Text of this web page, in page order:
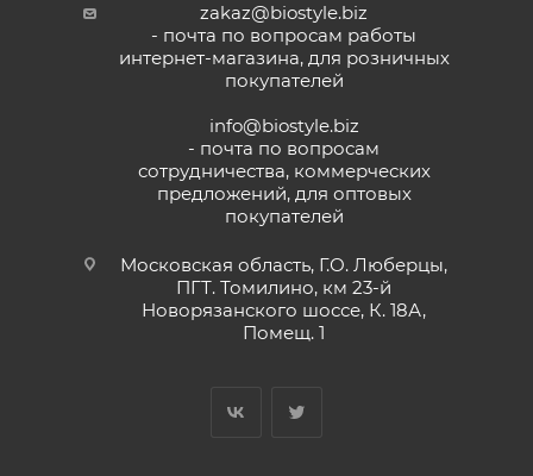
zakaz@biostyle.biz
- почта по вопросам работы
интернет-магазина, для розничных
покупателей
info@biostyle.biz
- почта по вопросам
сотрудничества, коммерческих
предложений, для оптовых
покупателей
Московская область, Г.О. Люберцы,
ПГТ. Томилино, км 23-й
Новорязанского шоссе, К. 18А,
Помещ. 1